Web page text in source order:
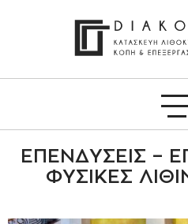
ΕΠΕΝΔΎΣΕΙΣ –
ΦΥΣΙΚΈΣ